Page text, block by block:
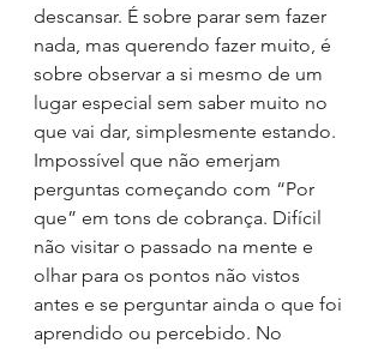
descansar. É sobre parar sem fazer
nada, mas querendo fazer muito, é
sobre observar a si mesmo de um
lugar especial sem saber muito no
que vai dar, simplesmente estando.
Impossível que não emerjam
perguntas começando com “Por
que” em tons de cobrança. Difícil
não visitar o passado na mente e
olhar para os pontos não vistos
antes e se perguntar ainda o que foi
aprendido ou percebido. No